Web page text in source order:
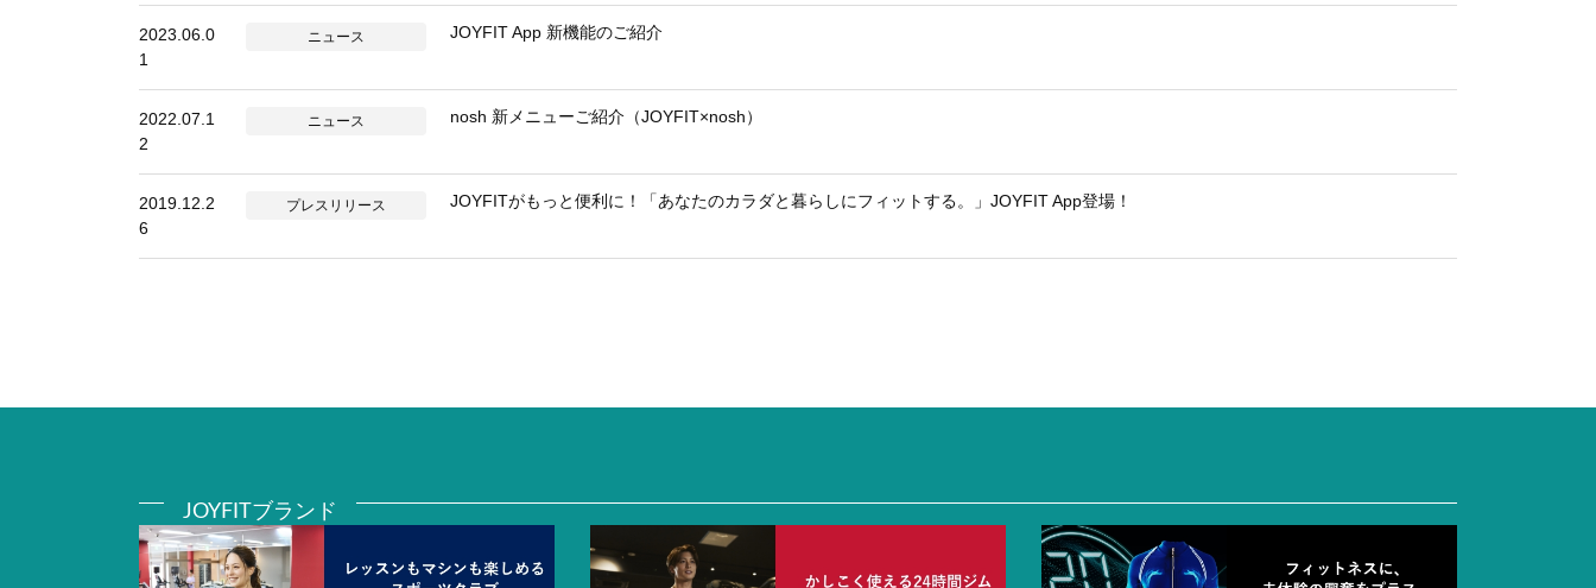
2023.06.0
1
ニュース JOYFIT App 新機能のご紹介
2022.07.1
2
ニュース nosh 新メニューご紹介（JOYFIT×nosh）
2019.12.2
6
プレスリリース JOYFITがもっと便利に！「あなたのカラダと暮らしにフィットする。」JOYFIT App登場！
JOYFITブランド